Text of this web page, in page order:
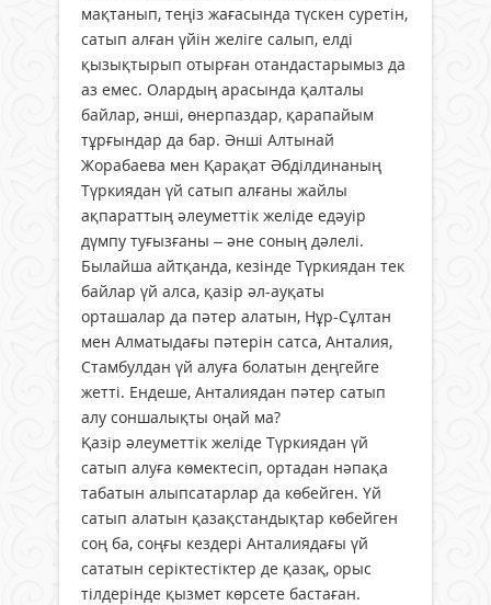
мақтанып, теңіз жағасында түскен суретін,
сатып алған үйін желіге салып, елді
қызықтырып отырған отандастарымыз да
аз емес. Олардың арасында қалталы
байлар, әнші, өнерпаздар, қарапайым
тұрғындар да бар. Әнші Алтынай
Жорабаева мен Қарақат Әбділдинаның
Түркиядан үй сатып алғаны жайлы
ақпараттың әлеуметтік желіде едәуір
дүмпу туғызғаны – әне соның дәлелі.
Былайша айтқанда, кезінде Түркиядан тек
байлар үй алса, қазір әл-ауқаты
орташалар да пәтер алатын, Нұр-Сұлтан
мен Алматыдағы пәтерін сатса, Анталия,
Стамбулдан үй алуға болатын деңгейге
жетті. Ендеше, Анталиядан пәтер сатып
алу соншалықты оңай ма?
Қазір әлеуметтік желіде Түркия­дан үй
сатып алуға көмектесіп, ортадан нәпақа
табатын алыпсатарлар да көбейген. Үй
сатып алатын қазақстандықтар көбейген
соң ба, соңғы кездері Анталиядағы үй
сататын серіктестіктер де қазақ, орыс
тілдерінде қызмет көрсете бастаған.